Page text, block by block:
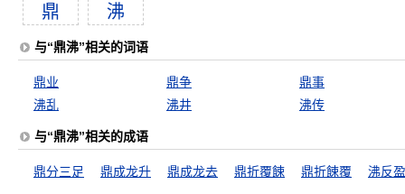
鼎 沸
与“鼎沸”相关的词语
鼎业 鼎争
鼎事
沸乱
沸井 沸传
与“鼎沸”相关的成语
鼎分三足 鼎成龙升 鼎成龙去 鼎折覆餗 鼎折餗覆 沸反